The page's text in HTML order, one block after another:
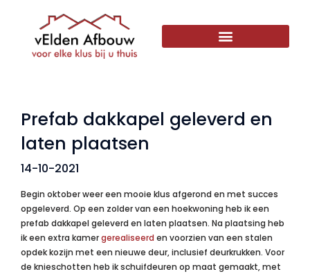
Prefab dakkapel geleverd en
laten plaatsen
14-10-2021
Begin oktober weer een mooie klus afgerond en met succes
opgeleverd. Op een zolder van een hoekwoning heb ik een
prefab dakkapel geleverd en laten plaatsen. Na plaatsing heb
ik een extra kamergerealiseerd en voorzien van een stalen
opdek kozijn met een nieuwe deur, inclusief deurkrukken. Voor
de knieschotten heb ik schuifdeuren op maat gemaakt, met